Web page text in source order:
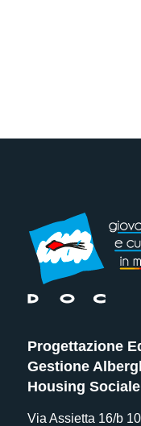
Progettazione
Gestione
Housing Sociale
Via Assietta 16/b